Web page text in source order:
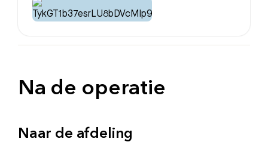
Na de operatie
Naar de afdeling